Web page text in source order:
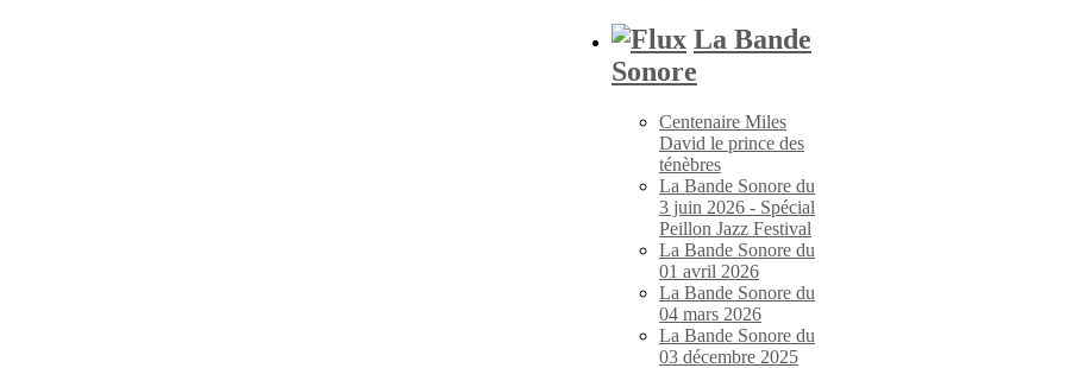
La Bande
Sonore
Centenaire Miles
David le prince des
ténèbres
La Bande Sonore du
3 juin 2026 - Spécial
Peillon Jazz Festival
La Bande Sonore du
01 avril 2026
La Bande Sonore du
04 mars 2026
La Bande Sonore du
03 décembre 2025